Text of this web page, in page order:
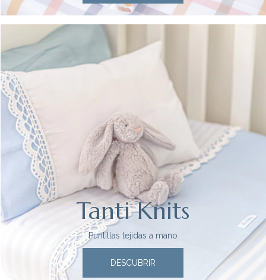
Tanti Knits
Puntillas tejidas a mano
DESCUBRIR